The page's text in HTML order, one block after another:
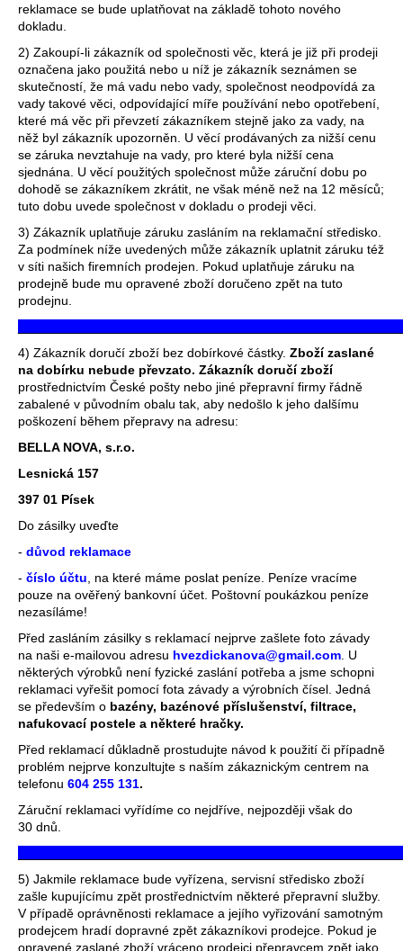
reklamace se bude uplatňovat na základě tohoto nového
dokladu.
2) Zakoupí-li zákazník od společnosti věc, která je již při prodeji
označena jako použitá nebo u níž je zákazník seznámen se
skutečností, že má vadu nebo vady, společnost neodpovídá za
vady takové věci, odpovídající míře používání nebo opotřebení,
které má věc při převzetí zákazníkem stejně jako za vady, na
něž byl zákazník upozorněn. U věcí prodávaných za nižší cenu
se záruka nevztahuje na vady, pro které byla nižší cena
sjednána. U věcí použitých společnost může záruční dobu po
dohodě se zákazníkem zkrátit, ne však méně než na 12 měsíců;
tuto dobu uvede společnost v dokladu o prodeji věci.
3) Zákazník uplatňuje záruku zasláním na reklamační středisko.
Za podmínek níže uvedených může zákazník uplatnit záruku též
v síti našich firemních prodejen. Pokud uplatňuje záruku na
prodejně bude mu opravené zboží doručeno zpět na tuto
prodejnu.
4) Zákazník doručí zboží bez dobírkové částky. Zboží zaslané
na dobírku nebude převzato. Zákazník doručí zboží
prostřednictvím České pošty nebo jiné přepravní firmy řádně
zabalené v původním obalu tak, aby nedošlo k jeho dalšímu
poškození během přepravy na adresu:
BELLA NOVA, s.r.o.
Lesnická 157
397 01 Písek
Do zásilky uveďte
- důvod reklamace
- číslo účtu , na které máme poslat peníze. Peníze vracíme
pouze na ověřený bankovní účet. Poštovní poukázkou peníze
nezasíláme!
Před zasláním zásilky s reklamací nejprve zašlete foto závady
na naši e-mailovou adresu hvezdickanova@gmail.com . U
některých výrobků není fyzické zaslání potřeba a jsme schopni
reklamaci vyřešit pomocí fota závady a výrobních čísel. Jedná
se především o bazény, bazénové příslušenství, filtrace,
nafukovací postele a některé hračky.
Před reklamací důkladně prostudujte návod k použití či případně
problém nejprve konzultujte s naším zákaznickým centrem na
telefonu 604 255 131.
Záruční reklamaci vyřídíme co nejdříve, nejpozději však do
30 dnů.
5) Jakmile reklamace bude vyřízena, servisní středisko zboží
zašle kupujícímu zpět prostřednictvím některé přepravní služby.
V případě oprávněnosti reklamace a jejího vyřizování samotným
prodejcem hradí dopravné zpět zákazníkovi prodejce. Pokud je
opravené zaslané zboží vráceno prodejci přepravcem zpět jako